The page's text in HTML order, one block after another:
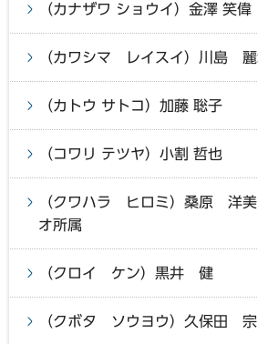
（カナザワ ショウイ）金澤 笑偉
（カワシマ レイスイ）川島 麗
（カトウ サトコ）加藤 聡子
（コワリ テツヤ）小割 哲也
（クワハラ ヒロミ）桑原 洋
オ所属
（クロイ ケン）黒井 健
（クボタ ソウヨウ）久保田